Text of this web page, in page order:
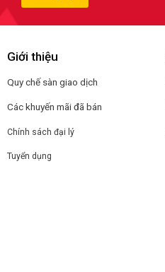
Giới thiệu
Quy chế sàn giao dịch
Các khuyến mãi đã bán
Chính sách đại lý
Tuyển dụng